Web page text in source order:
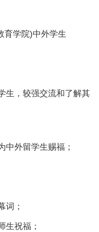
学院)中外学生
，较强交流和了解其
外留学生赐福；
；
祝福；